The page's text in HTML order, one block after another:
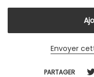
Envoyer
PARTAGER